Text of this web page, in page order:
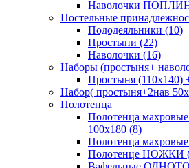
Наволочки
Постельные
Пододеяльники (10)
Простыни (22)
Наволочки (16)
Наборы (простыня+
Простыня (110х140)
Набор( простыня+2нав
Полотенца
Полотенца
100х180 (8)
Полотенца
Полотенце НОЖКИ (